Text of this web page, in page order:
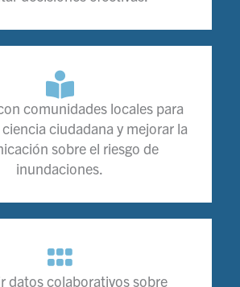
comunidades locales para
ciudadana y mejorar la
sobre el riesgo de
inundaciones.
datos colaborativos sobre